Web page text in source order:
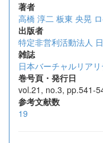
著者
高橋 淳二 板東 央晃
出版者
特定非営利活動法人
雑誌
日本バーチャルリア
巻号頁・発行日
vol.21, no.3, pp.541-
参考文献数
19